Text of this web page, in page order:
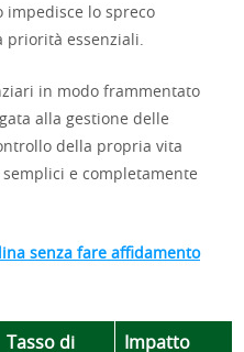
impedisce lo spreco
priorità essenziali.
in modo frammentato
alla gestione delle
della propria vita
e completamente
senza fare affidamento
Tasso di
Impatto